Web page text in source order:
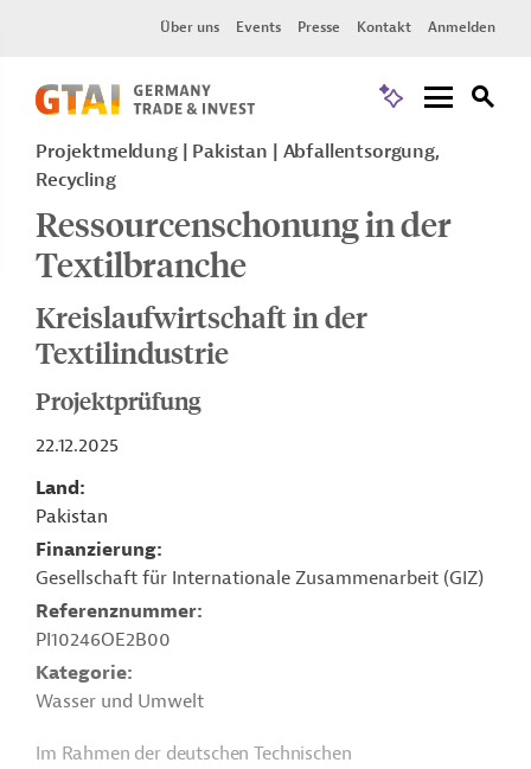
Über uns Events Presse Kontakt Anmelden
Projektmeldung Pakistan
Abfallentsorgung,
Recycling
Ressourcenschonung in der
Textilbranche
Kreislaufwirtschaft in der
Textilindustrie
Projektprüfung
22.12.2025
Land
Pakistan
Finanzierung
Gesellschaft für Internationale Zusammenarbeit (GIZ)
Referenznummer
PI10246OE2B00
Kategorie
Wasser und Umwelt
Im Rahmen der deutschen Technischen